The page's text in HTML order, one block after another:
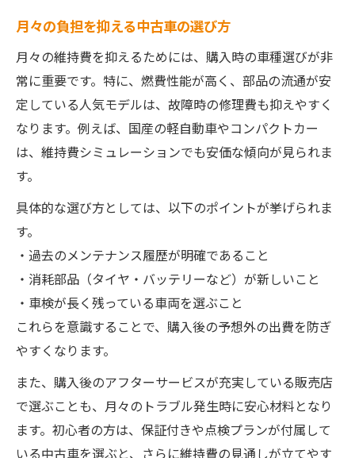
月々の負担を抑える中古車の選び方
月々の維持費を抑えるためには、購入時の車種選びが非
常に重要です。特に、燃費性能が高く、部品の流通が安
定している人気モデルは、故障時の修理費も抑えやすく
なります。例えば、国産の軽自動車やコンパクトカー
は、維持費シミュレーションでも安価な傾向が見られま
す。
具体的な選び方としては、以下のポイントが挙げられま
す。
・過去のメンテナンス履歴が明確であること
・消耗部品（タイヤ・バッテリーなど）が新しいこと
・車検が長く残っている車両を選ぶこと
これらを意識することで、購入後の予想外の出費を防ぎ
やすくなります。
また、購入後のアフターサービスが充実している販売店
で選ぶことも、月々のトラブル発生時に安心材料となり
ます。初心者の方は、保証付きや点検プランが付属して
いる中古車を選ぶと、さらに維持費の見通しが立てやす